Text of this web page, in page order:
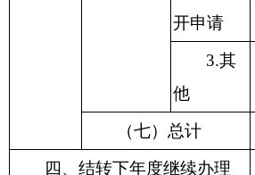
开申请
3.其
他
（七）总计
四、结转下年度继续办理